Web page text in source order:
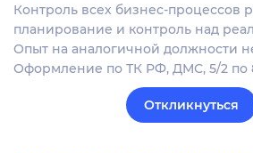
Контроль всех бизнес-процессов
планирование и контроль над
Опыт на аналогичной должности
Оформление по ТК РФ, ДМС, 5/2 по
Откликнуться